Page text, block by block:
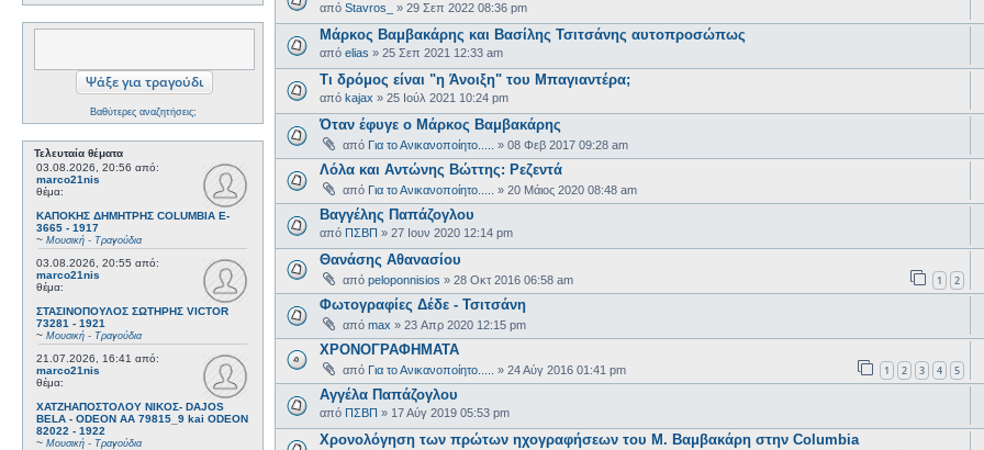
Βαθύτερες αναζητήσεις;
Τελευταία θέματα
03.08.2026, 20:56 από:
marco21nis
θέμα:
ΚΑΠΟΚΗΣ ΔΗΜΗΤΡΗΣ COLUMBIA E-
3665 - 1917
~ Μουσική - Τραγούδια
03.08.2026, 20:55 από:
marco21nis
θέμα:
ΣΤΑΣΙΝΟΠΟΥΛΟΣ ΣΩΤΗΡΗΣ VICTOR
73281 - 1921
~ Μουσική - Τραγούδια
21.07.2026, 16:41 από:
marco21nis
θέμα:
ΧΑΤΖΗΑΠΟΣΤΟΛΟΥ ΝΙΚΟΣ- DAJOS
BELA - ODEON AA 79815_9 kai ODEON
82022 - 1922
~ Μουσική - Τραγούδια
από Stavros_ » 29 Σεπ 2022 08:36 pm
Μάρκος Βαμβακάρης και Βασίλης Τσιτσάνης αυτοπροσώπως
από elias » 25 Σεπ 2021 12:33 am
Τι δρόμος είναι "η Άνοιξη" του Μπαγιαντέρα;
από kajax » 25 Ιούλ 2021 10:24 pm
Όταν έφυγε ο Μάρκος Βαμβακάρης
από Για το Ανικανοποίητο..... » 08 Φεβ 2017 09:28 am
Λόλα και Αντώνης Βώττης: Ρεζεντά
από Για το Ανικανοποίητο..... » 20 Μάιος 2020 08:48 am
Βαγγέλης Παπάζογλου
από ΠΣΒΠ » 27 Ιουν 2020 12:14 pm
Θανάσης Αθανασίου
από peloponnisios » 28 Οκτ 2016 06:58 am 1 2
Φωτογραφίες Δέδε - Τσιτσάνη
από max » 23 Απρ 2020 12:15 pm
ΧΡΟΝΟΓΡΑΦΗΜΑΤΑ
από Για το Ανικανοποίητο..... » 24 Αύγ 2016 01:41 pm 1 2 3 4 5
Αγγέλα Παπάζογλου
από ΠΣΒΠ » 17 Αύγ 2019 05:53 pm
Χρονολόγηση των πρώτων ηχογραφήσεων του Μ. Βαμβακάρη στην Columbia